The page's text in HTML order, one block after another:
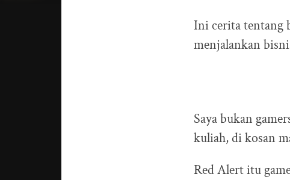
Ini cerita tentang
menjalankan
Saya bukan
kuliah, di kosan
Red Alert itu